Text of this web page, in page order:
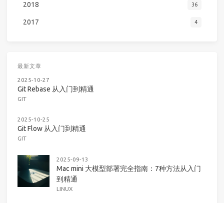
2018 36
2017 4
最新文章
2025-10-27
Git Rebase 从入门到精通
GIT
2025-10-25
Git Flow 从入门到精通
GIT
2025-09-13
Mac mini 大模型部署完全指南：7种方法从入门
到精通
LINUX